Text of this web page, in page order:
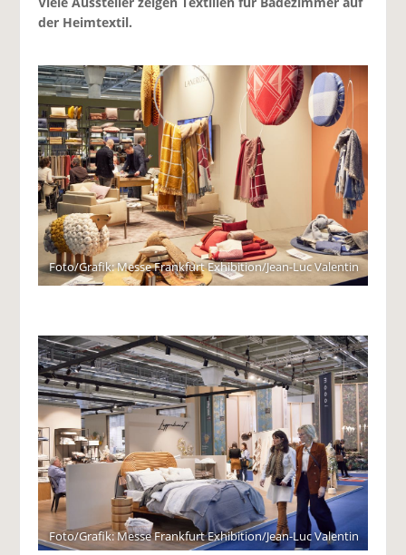
der Heimtextil.
Foto/Grafik: Messe Frankfurt Exhibition/Jean-Luc Valentin
Foto/Grafik: Messe Frankfurt Exhibition/Jean-Luc Valentin